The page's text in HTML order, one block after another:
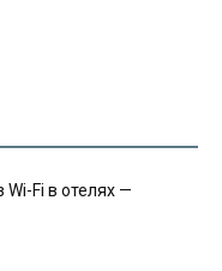
Fi в отелях —